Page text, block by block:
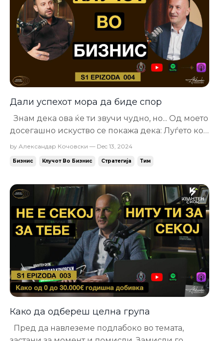
Дали успехот мора да биде спор
Знам дека ова ќе ти звучи чудно, но... Од моето
досегашно искуство се покажа дека: Луѓето кои
многу работаат и не заработуваат колку што
повеќето луѓе не е дека незнаат...
by Александар Кочовски — Dec 13, 2024
Бизнис Клучот Во Бизнис Стратегија Тим
Како да одбереш целна група
Пред да навлеземе подлабоко во темата,